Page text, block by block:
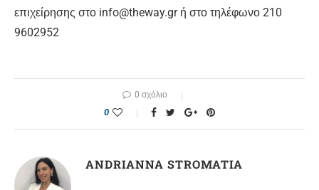
επιχείρησης στο info@theway.gr ή στο τηλέφωνο 210
9602952
0 σχόλιο
0
ANDRIANNA STROMATIA